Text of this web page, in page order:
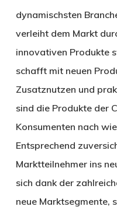
dynamischsten
verleiht dem Markt
innovativen Produkte
schafft mit neuen
Zusatznutzen und
sind die Produkte der
Konsumenten nach
Entsprechend
Marktteilnehmer ins
sich dank der
neue Marktsegmente,